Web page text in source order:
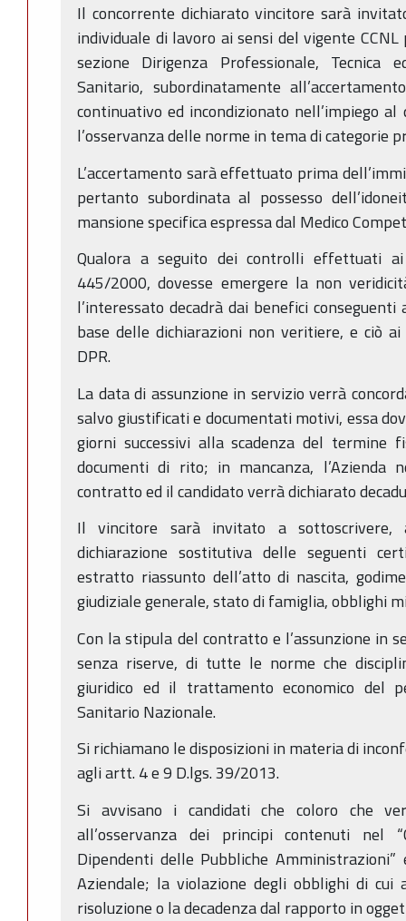
Il concorrente dichiarato vincitore sarà
individuale di lavoro ai sensi del vigente
sezione Dirigenza Professionale, Tecnica
Sanitario, subordinatamente
continuativo ed incondizionato nell’impiego
l’osservanza delle norme in tema di categorie
L’accertamento sarà effettuato prima
pertanto subordinata al possesso
mansione specifica espressa dal Medico
Qualora a seguito dei controlli effettuati
445/2000, dovesse emergere la non
l’interessato decadrà dai benefici
base delle dichiarazioni non veritiere, e ciò
DPR.
La data di assunzione in servizio verrà
salvo giustificati e documentati motivi, essa
giorni successivi alla scadenza del termine
documenti di rito; in mancanza, l’Azienda
contratto ed il candidato verrà dichiarato
Il vincitore sarà invitato a
dichiarazione sostitutiva delle seguenti
estratto riassunto dell’atto di nascita,
giudiziale generale, stato di famiglia, obblighi
Con la stipula del contratto e l’assunzione in
senza riserve, di tutte le norme che
giuridico ed il trattamento economico del
Sanitario Nazionale.
Si richiamano le disposizioni in materia di
agli artt. 4 e 9 D.lgs. 39/2013.
Si avvisano i candidati che coloro che
all’osservanza dei principi contenuti nel
Dipendenti delle Pubbliche
Aziendale; la violazione degli obblighi di cui
risoluzione o la decadenza dal rapporto in